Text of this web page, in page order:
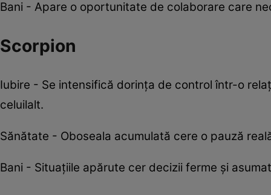
Bani - Apare o oportunitate de colaborare care
Scorpion
Iubire - Se intensifică dorința de control într-o
celuilalt.
Sănătate - Oboseala acumulată cere o pauză
Bani - Situațiile apărute cer decizii ferme și